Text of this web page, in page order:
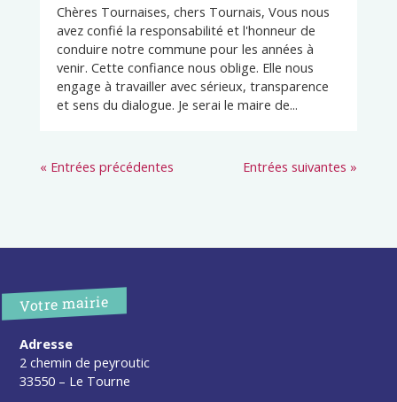
Chères Tournaises, chers Tournais, Vous nous
avez confié la responsabilité et l'honneur de
conduire notre commune pour les années à
venir. Cette confiance nous oblige. Elle nous
engage à travailler avec sérieux, transparence
et sens du dialogue. Je serai le maire de...
« Entrées précédentes Entrées suivantes »
Votre mairie
Adresse
2 chemin de peyroutic
33550 – Le Tourne